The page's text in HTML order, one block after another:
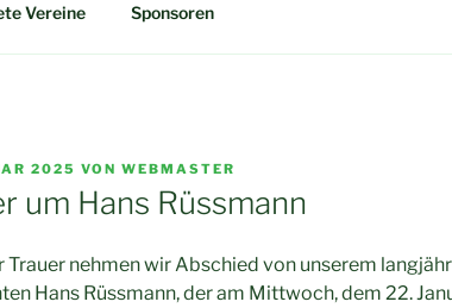
Vereine Sponsoren
2025 VON WEBMASTER
um Hans Rüssmann
Trauer nehmen wir Abschied von unserem
Hans Rüssmann, der am Mittwoch, dem 22.